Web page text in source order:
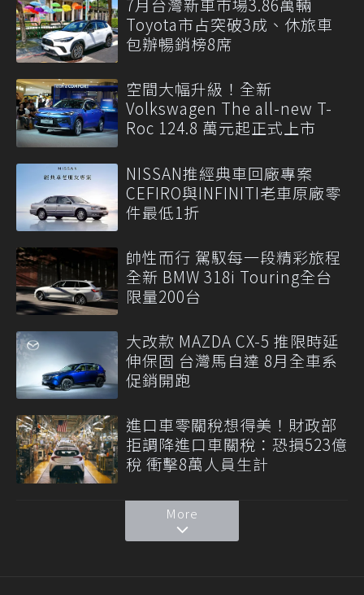
7月台灣新車市場3.86萬輛
Toyota市占突破3成、休旅車
包辦暢銷榜8席
空間大幅升級！全新
Volkswagen The all-new T-
Roc 124.8 萬元起正式上市
NISSAN推經典車回廠專案
CEFIRO與INFINITI老車原廠零
件最低1折
帥性而行 駕馭每一段精彩旅程
全新 BMW 318i Touring全台
限量200台
大改款 MAZDA CX-5 推限時延
伸保固 台灣馬自達 8月全車系
促銷開跑
進口車零關稅想得美！財政部
拒調降進口車關稅：恐損523億
稅 衝擊8萬人員生計
More